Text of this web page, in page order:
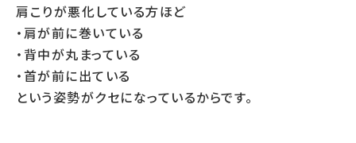
肩こりが悪化している方ほど
・肩が前に巻いている
・背中が丸まっている
・首が前に出ている
という姿勢がクセになっているからです。